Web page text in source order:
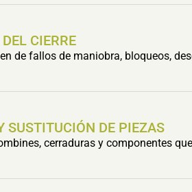
CIERRE
de fallos de maniobra, bloqueos,
SUSTITUCIÓN DE PIEZAS
cerraduras y componentes